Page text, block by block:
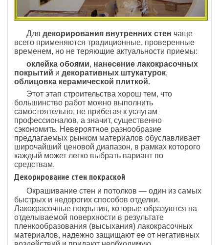
Для декорирования внутренних стен чаще
всего применяются традиционные, проверенные
временем, но не теряющие актуальности приемы:
оклейка обоями, нанесение лакокрасочных
покрытий и декоративных штукатурок,
облицовка керамической плиткой.
Этот этап строительства хорош тем, что
большинство работ можно выполнить
самостоятельно, не прибегая к услугам
профессионалов, а значит, существенно
сэкономить. Невероятное разнообразие
предлагаемых рынком материалов обуславливает
широчайший ценовой диапазон, в рамках которого
каждый может легко выбрать вариант по
средствам.
Декорирование стен покраской
Окрашивание стен и потолков — один из самых
быстрых и недорогих способов отделки.
Лакокрасочные покрытия, которые образуются на
отделываемой поверхности в результате
пленкообразования (высыхания) лакокрасочных
материалов, надежно защищают ее от негативных